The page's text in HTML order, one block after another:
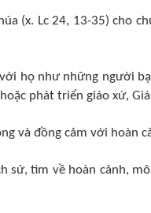
(x. Lc 24, 13-35) cho
họ như những người
phát triển giáo xứ,
và đồng cảm với hoàn
sử, tìm về hoàn cảnh,